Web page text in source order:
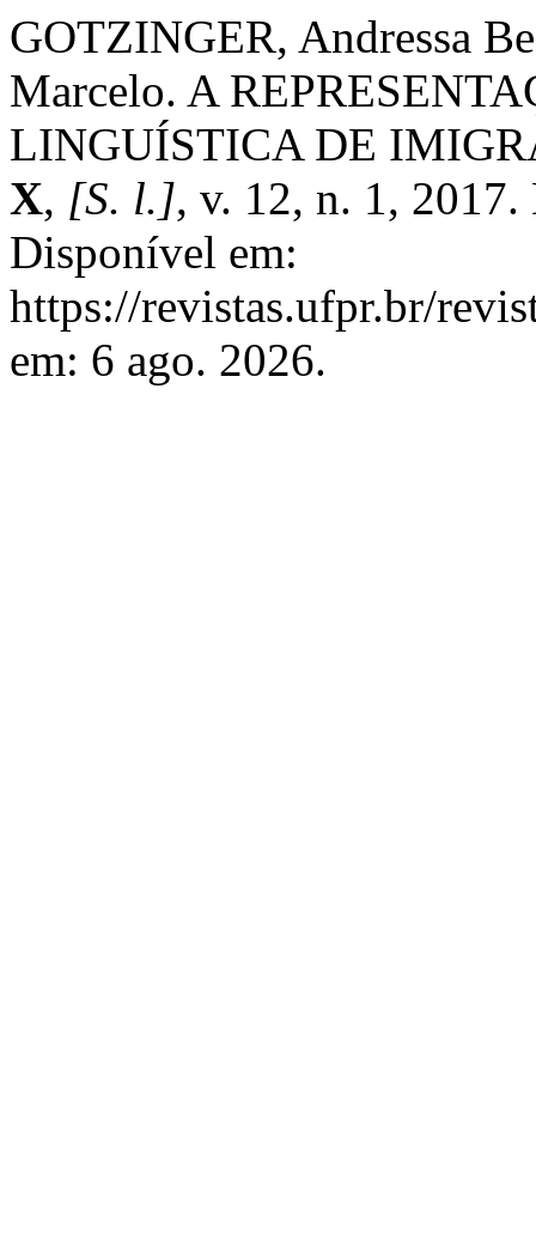
GOTZINGER, Andressa
Marcelo. A
LINGUÍSTICA DE
X, [S. l.], v. 12, n. 1,
Disponível em:
https://revistas.ufpr.br/
em: 6 ago. 2026.